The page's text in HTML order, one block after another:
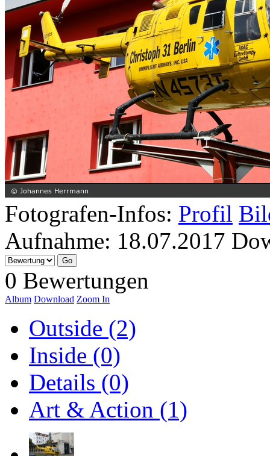
Fotografen-Infos: Profil
Aufnahme: 18.07.2017
0 Bewertungen
Album Download Zoom In
Outside (2)
Inside (0)
Details (0)
Art & Action (1)